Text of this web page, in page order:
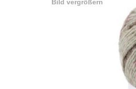
Bild vergrößern